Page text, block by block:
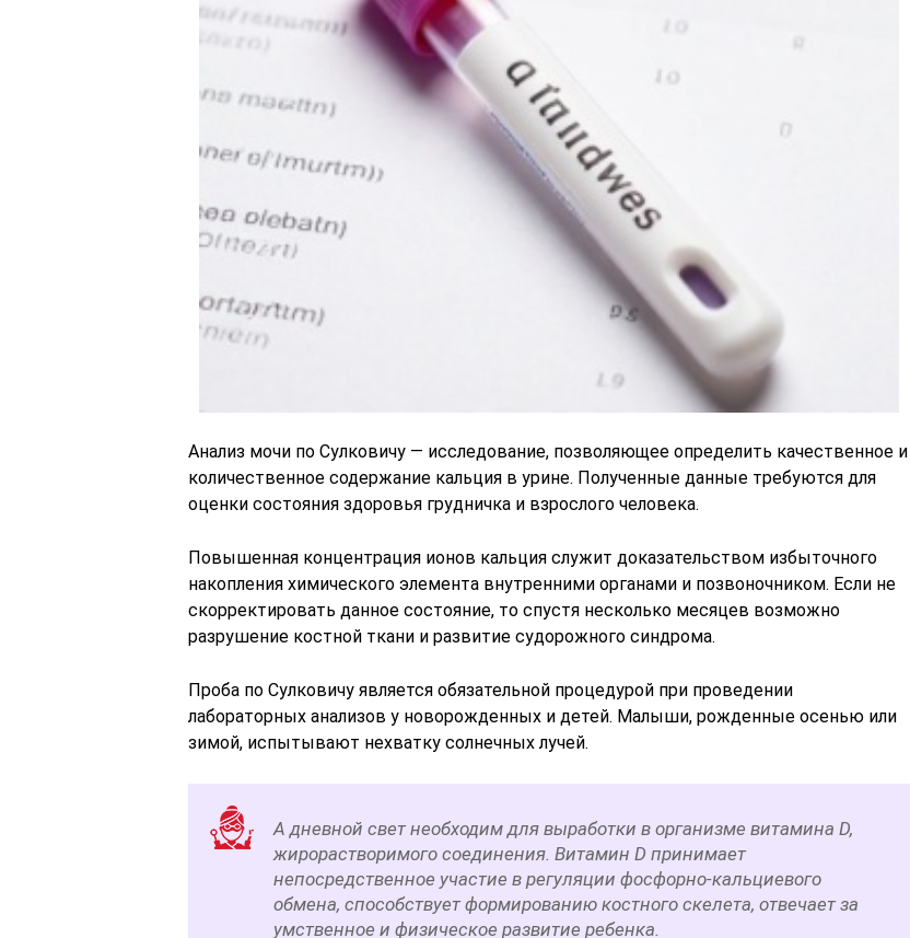
Анализ мочи по Сулковичу — исследование, позволяющее определить качественное и
количественное содержание кальция в урине. Полученные данные требуются для
оценки состояния здоровья грудничка и взрослого человека.
Повышенная концентрация ионов кальция служит доказательством избыточного
накопления химического элемента внутренними органами и позвоночником. Если не
скорректировать данное состояние, то спустя несколько месяцев возможно
разрушение костной ткани и развитие судорожного синдрома.
Проба по Сулковичу является обязательной процедурой при проведении
лабораторных анализов у новорожденных и детей. Малыши, рожденные осенью или
зимой, испытывают нехватку солнечных лучей.
А дневной свет необходим для выработки в организме витамина D,
жирорастворимого соединения. Витамин D принимает
непосредственное участие в регуляции фосфорно-кальциевого
обмена, способствует формированию костного скелета, отвечает за
умственное и физическое развитие ребенка.